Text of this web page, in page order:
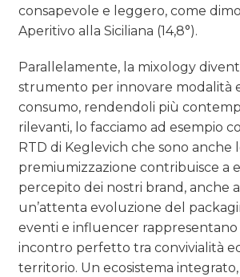
consapevole e leggero, come
Aperitivo alla Siciliana (14,8°).
Parallelamente, la mixology
strumento per innovare modalità
consumo, rendendoli più
rilevanti, lo facciamo ad esempio
RTD di Keglevich che sono anche
premiumizzazione contribuisce a
percepito dei nostri brand, anche
un’attenta evoluzione del
eventi e influencer
incontro perfetto tra convivialità
territorio. Un ecosistema